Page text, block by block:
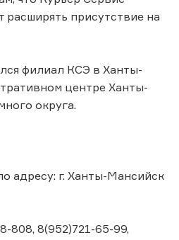
присутствие на
филиал КСЭ в Ханты-
центре Ханты-
округа.
адресу: г. Ханты-Мансийск
808, 8(952)721-65-99,